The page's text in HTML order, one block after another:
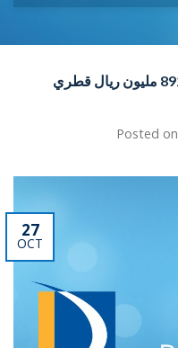
Posted on
27
OCT